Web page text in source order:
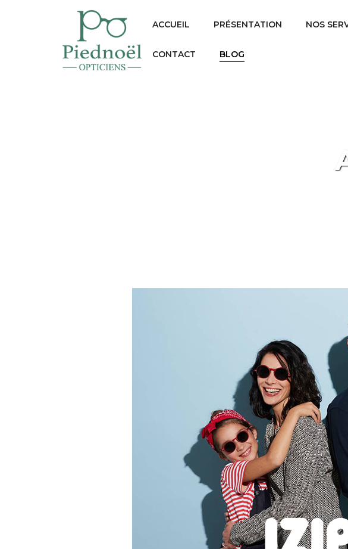
ACCUEIL PRÉSENTATION NOS
CONTACT BLOG